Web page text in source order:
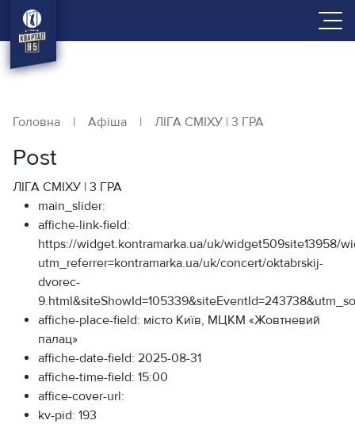
Головна | Афіша | ЛІГА СМІХУ | 3 ГРА
Post
ЛІГА СМІХУ | 3 ГРА
main_slider:
affiche-link-field:
https://widget.kontramarka.ua/uk/widget509site13958/
utm_referrer=kontramarka.ua/uk/concert/oktabrskij-
dvorec-
affiche-place-field: місто Київ, МЦКМ «Жовтневий
палац»
affiche-date-field: 2025-08-31
affiche-time-field: 15:00
affice-cover-url:
kv-pid: 193